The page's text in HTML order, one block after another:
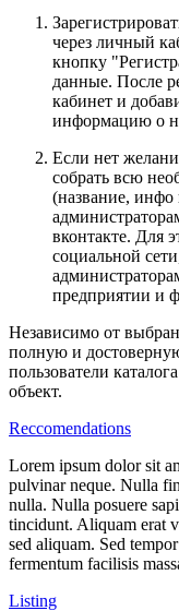
через личный
кнопку
данные. После
кабинет и
информацию о
Если нет
собрать всю
(название, инфо
вконтакте. Для
социальной
предприятии и
Независимо от
полную и
пользователи
объект.
Reccomendations
Lorem ipsum dolor sit
pulvinar neque. Nulla
nulla. Nulla posuere
tincidunt. Aliquam erat
sed aliquam. Sed
fermentum facilisis
Listing